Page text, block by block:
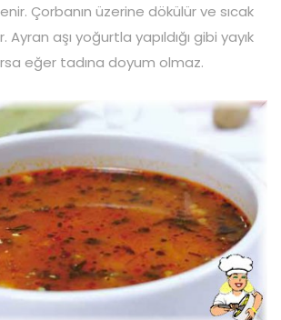
Çorbanın üzerine dökülür ve sıcak
Ayran aşı yoğurtla yapıldığı gibi yayık
eğer tadına doyum olmaz.